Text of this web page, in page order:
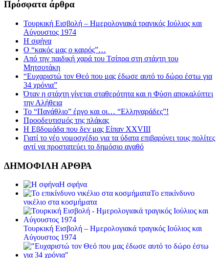
Πρόσφατα άρθρα
Τουρκική Εισβολή – Ημερολογιακά τραγικός Ιούλιος και
Αύγουστος 1974
Η σφήνα
Ο “κακός μας ο καιρός”…
Από την παιδική χαρά του Τσίπρα στη στάχτη του
Μητσοτάκη
“Ευχαριστώ τον Θεό που μας έδωσε αυτό το δώρο έστω για
34 χρόνια”
Όταν η στάχτη γίνεται σταθερότητα και η Φύση αποκαλύπτει
την Αλήθεια
Το “Πανάθλιο” έργο και οι… “Ελληναράδες”!
Προοδευτισμός της πλάκας
Η Εβδομάδα που δεν μας Είπαν XXVIII
Γιατί το νέο νομοσχέδιο για τα ύδατα επιβαρύνει τους πολίτες
αντί να προστατεύει το δημόσιο αγαθό
ΔΗΜΟΦΙΛΗ ΑΡΘΡΑ
Η σφήνα
Το επικίνδυνο
νικέλιο στα κοσμήματα
Τουρκική Εισβολή – Ημερολογιακά τραγικός Ιούλιος και
Αύγουστος 1974